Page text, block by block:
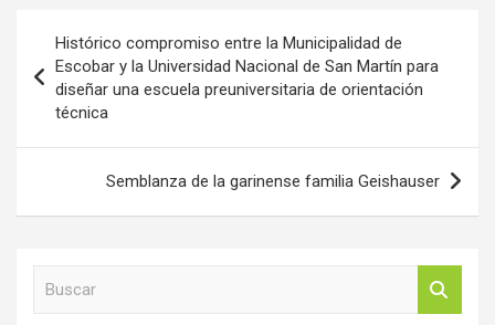
de
entradas
Histórico compromiso entre la Municipalidad de
Escobar y la Universidad Nacional de San Martín para
diseñar una escuela preuniversitaria de orientación
técnica
Semblanza de la garinense familia Geishauser